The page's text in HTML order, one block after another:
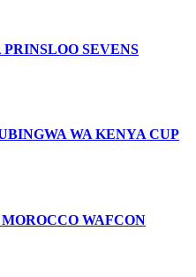
SEVENS
WA KENYA CUP
WAFCON